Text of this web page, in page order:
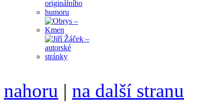
nahoru | na další stranu